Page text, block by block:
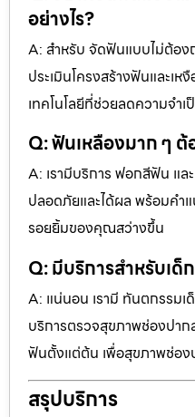
อย่างไร?
A: สำหรับ จัดฟันแบบไม่ต้อ
ประเมินโครงสร้างฟันและเห
เทคโนโลยีที่ช่วยลดความจำ
Q: ฟันเหลืองมาก ๆ ต้
A: เรามีบริการ ฟอกสีฟัน แล
ปลอดภัยและได้ผล พร้อมคำ
รอยยิ้มของคุณสว่างขึ้น
Q: มีบริการสำหรับเด็
A: แน่นอน เรามี ทันตกรรม
บริการตรวจสุขภาพช่องปาก
ฟันตั้งแต่ต้น เพื่อสุขภาพช่อง
สรุปบริการ